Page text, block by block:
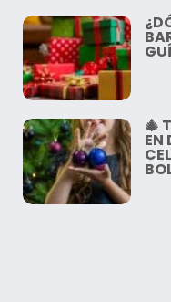
🎄
EN